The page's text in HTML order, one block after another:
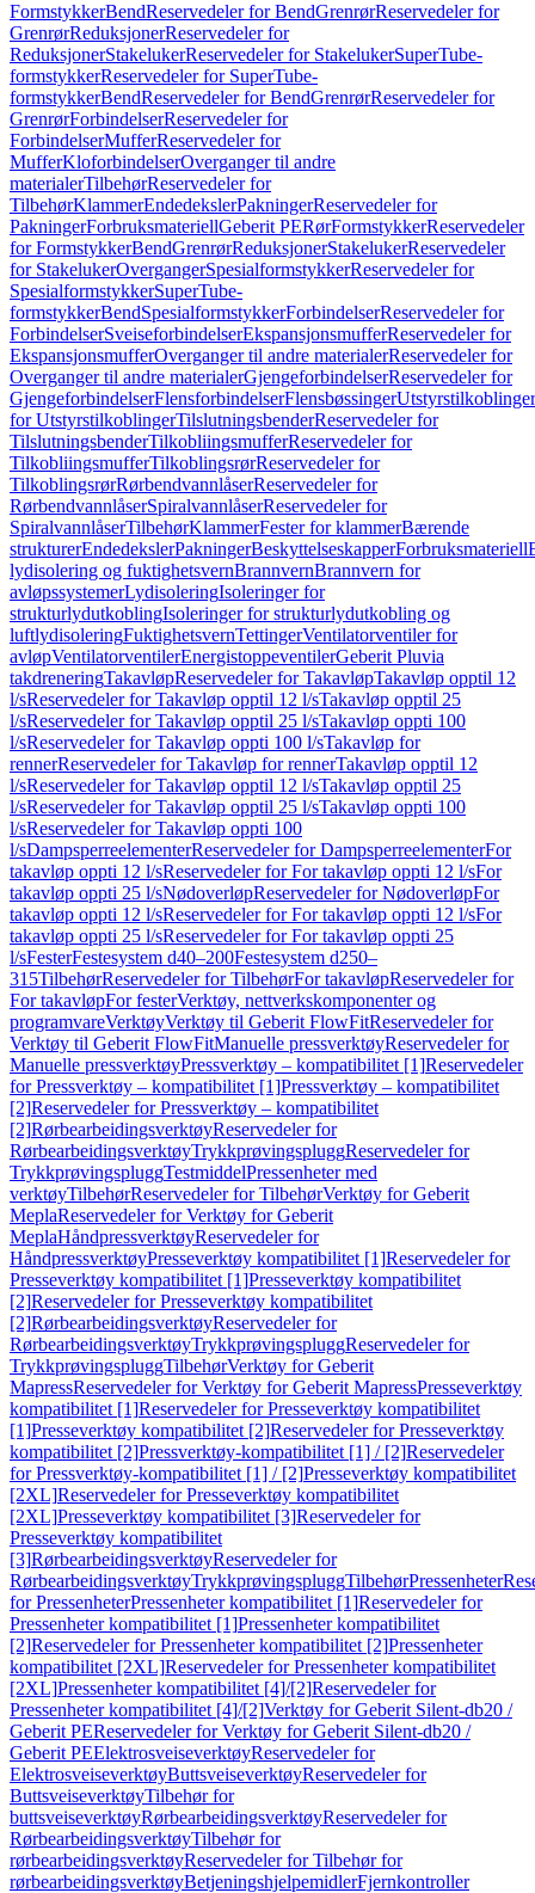
FormstykkerBendReservedeler for BendGrenrørReservedeler for
GrenrørReduksjonerReservedeler for
ReduksjonerStakelukerReservedeler for StakelukerSuperTube-
formstykkerReservedeler for SuperTube-
formstykkerBendReservedeler for BendGrenrørReservedeler for
GrenrørForbindelserReservedeler for
ForbindelserMufferReservedeler for
MufferKloforbindelserOverganger til andre
materialerTilbehørReservedeler for
TilbehørKlammerEndedekslerPakningerReservedeler for
PakningerForbruksmateriellGeberit PERørFormstykkerReservedeler
for FormstykkerBendGrenrørReduksjonerStakelukerReservedeler
for StakelukerOvergangerSpesialformstykkerReservedeler for
SpesialformstykkerSuperTube-
formstykkerBendSpesialformstykkerForbindelserReservedeler for
ForbindelserSveiseforbindelserEkspansjonsmufferReservedeler for
EkspansjonsmufferOverganger til andre materialerReservedeler for
Overganger til andre materialerGjengeforbindelserReservedeler for
GjengeforbindelserFlensforbindelserFlensbøssingerUtstyrstilkoblinger
for UtstyrstilkoblingerTilslutningsbenderReservedeler for
TilslutningsbenderTilkobliingsmufferReservedeler for
TilkobliingsmufferTilkoblingsrørReservedeler for
TilkoblingsrørRørbendvannlåserReservedeler for
RørbendvannlåserSpiralvannlåserReservedeler for
SpiralvannlåserTilbehørKlammerFester for klammerBærende
strukturerEndedekslerPakningerBeskyttelseskapperForbruksmateriell
lydisolering og fuktighetsvernBrannvernBrannvern for
avløpssystemerLydisoleringIsoleringer for
strukturlydutkoblingIsoleringer for strukturlydutkobling og
luftlydisoleringFuktighetsvernTettingerVentilatorventiler for
avløpVentilatorventilerEnergistoppeventilerGeberit Pluvia
takdreneringTakavløpReservedeler for TakavløpTakavløp opptil 12
l/sReservedeler for Takavløp opptil 12 l/sTakavløp opptil 25
l/sReservedeler for Takavløp opptil 25 l/sTakavløp oppti 100
l/sReservedeler for Takavløp oppti 100 l/sTakavløp for
rennerReservedeler for Takavløp for rennerTakavløp opptil 12
l/sReservedeler for Takavløp opptil 12 l/sTakavløp opptil 25
l/sReservedeler for Takavløp opptil 25 l/sTakavløp oppti 100
l/sReservedeler for Takavløp oppti 100
l/sDampsperreelementerReservedeler for DampsperreelementerFor
takavløp oppti 12 l/sReservedeler for For takavløp oppti 12 l/sFor
takavløp oppti 25 l/sNødoverløpReservedeler for NødoverløpFor
takavløp oppti 12 l/sReservedeler for For takavløp oppti 12 l/sFor
takavløp oppti 25 l/sReservedeler for For takavløp oppti 25
l/sFesterFestesystem d40–200Festesystem d250–
315TilbehørReservedeler for TilbehørFor takavløpReservedeler for
For takavløpFor festerVerktøy, nettverkskomponenter og
programvareVerktøyVerktøy til Geberit FlowFitReservedeler for
Verktøy til Geberit FlowFitManuelle pressverktøyReservedeler for
Manuelle pressverktøyPressverktøy – kompatibilitet [1]Reservedeler
for Pressverktøy – kompatibilitet [1]Pressverktøy – kompatibilitet
[2]Reservedeler for Pressverktøy – kompatibilitet
[2]RørbearbeidingsverktøyReservedeler for
RørbearbeidingsverktøyTrykkprøvingspluggReservedeler for
TrykkprøvingspluggTestmiddelPressenheter med
verktøyTilbehørReservedeler for TilbehørVerktøy for Geberit
MeplaReservedeler for Verktøy for Geberit
MeplaHåndpressverktøyReservedeler for
HåndpressverktøyPresseverktøy kompatibilitet [1]Reservedeler for
Presseverktøy kompatibilitet [1]Presseverktøy kompatibilitet
[2]Reservedeler for Presseverktøy kompatibilitet
[2]RørbearbeidingsverktøyReservedeler for
RørbearbeidingsverktøyTrykkprøvingspluggReservedeler for
TrykkprøvingspluggTilbehørVerktøy for Geberit
MapressReservedeler for Verktøy for Geberit MapressPresseverktøy
kompatibilitet [1]Reservedeler for Presseverktøy kompatibilitet
[1]Presseverktøy kompatibilitet [2]Reservedeler for Presseverktøy
kompatibilitet [2]Pressverktøy-kompatibilitet [1] / [2]Reservedeler
for Pressverktøy-kompatibilitet [1] / [2]Presseverktøy kompatibilitet
[2XL]Reservedeler for Presseverktøy kompatibilitet
[2XL]Presseverktøy kompatibilitet [3]Reservedeler for
Presseverktøy kompatibilitet
[3]RørbearbeidingsverktøyReservedeler for
RørbearbeidingsverktøyTrykkprøvingspluggTilbehørPressenheter
for PressenheterPressenheter kompatibilitet [1]Reservedeler for
Pressenheter kompatibilitet [1]Pressenheter kompatibilitet
[2]Reservedeler for Pressenheter kompatibilitet [2]Pressenheter
kompatibilitet [2XL]Reservedeler for Pressenheter kompatibilitet
[2XL]Pressenheter kompatibilitet [4]/[2]Reservedeler for
Pressenheter kompatibilitet [4]/[2]Verktøy for Geberit Silent-db20 /
Geberit PEReservedeler for Verktøy for Geberit Silent-db20 /
Geberit PEElektrosveiseverktøyReservedeler for
ElektrosveiseverktøyButtsveiseverktøyReservedeler for
ButtsveiseverktøyTilbehør for
buttsveiseverktøyRørbearbeidingsverktøyReservedeler for
RørbearbeidingsverktøyTilbehør for
rørbearbeidingsverktøyReservedeler for Tilbehør for
rørbearbeidingsverktøyBetjeningshjelpemidlerFjernkontroller